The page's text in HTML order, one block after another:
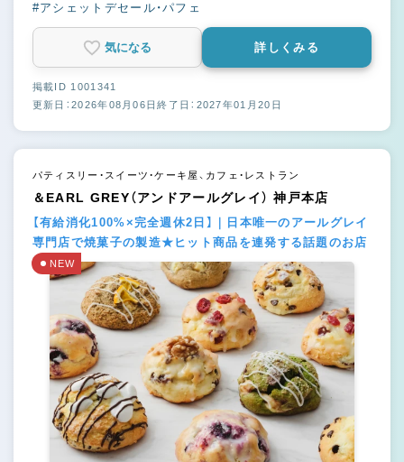
#アシェットデセール・パフェ
気になる 詳しくみる
掲載ID 1001341
更新日：2026年08月06日終了日：2027年01月20日
パティスリー・スイーツ・ケーキ屋、カフェ・レストラン
＆EARL GREY（アンドアールグレイ） 神戸本店
【有給消化100%×完全週休2日】｜日本唯一のアールグレイ
専門店で焼菓子の製造★ヒット商品を連発する話題のお店
NEW